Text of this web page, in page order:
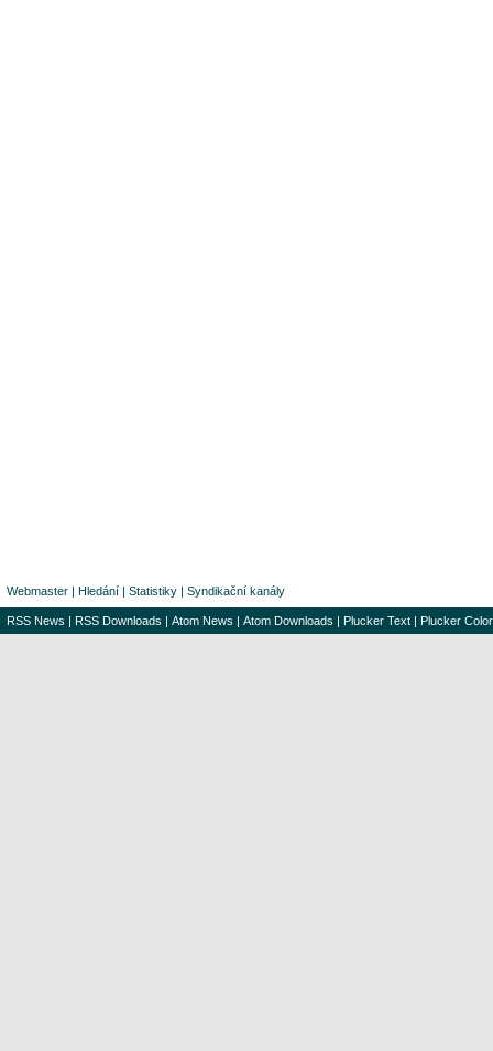
Webmaster | Hledání | Statistiky | Syndikační kanály
RSS News | RSS Downloads | Atom News | Atom Downloads | Plucker Text | Plucker Color